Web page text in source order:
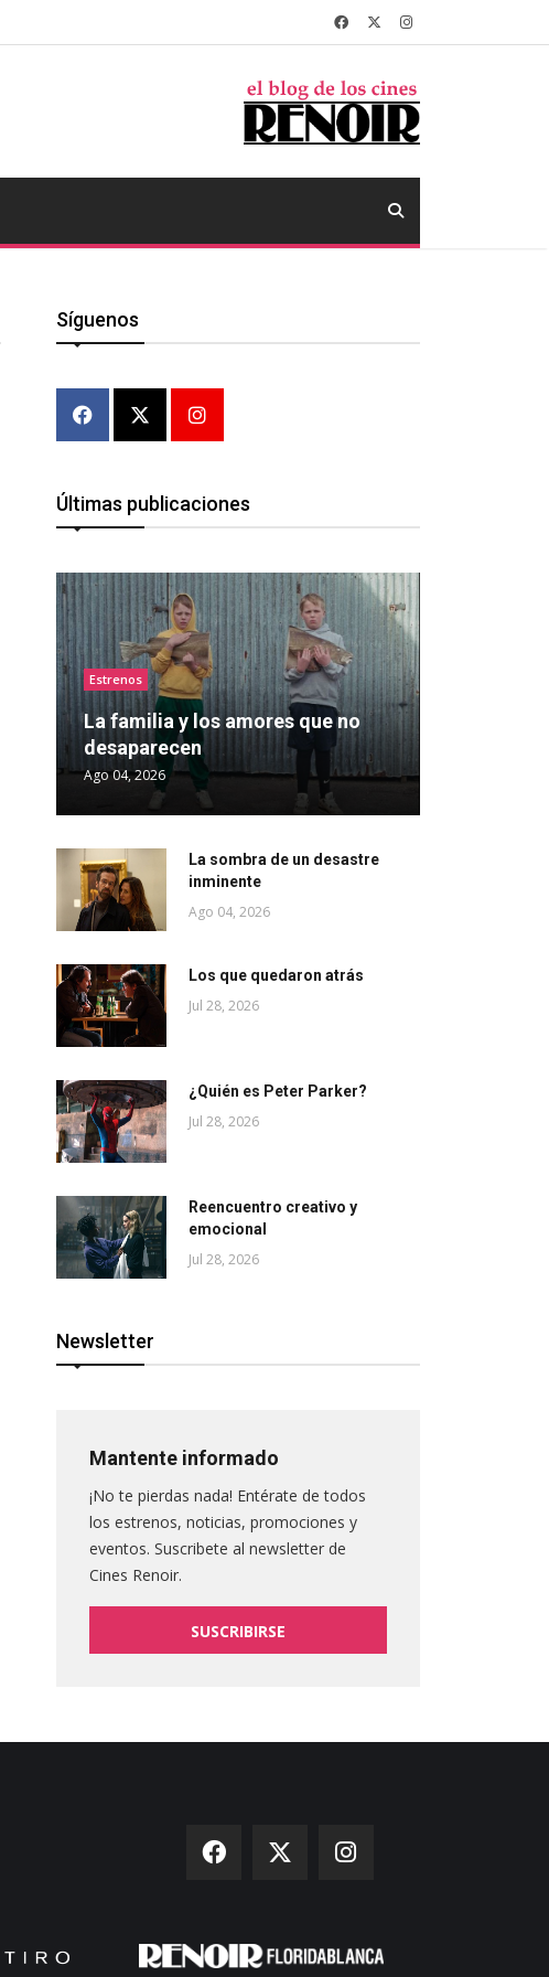
Síguenos
Últimas publicaciones
Estrenos
La familia y los amores que no
desaparecen
Ago 04, 2026
La sombra de un desastre
inminente
Ago 04, 2026
Los que quedaron atrás
Jul 28, 2026
¿Quién es Peter Parker?
Jul 28, 2026
Reencuentro creativo y
emocional
Jul 28, 2026
Newsletter
Mantente informado
¡No te pierdas nada! Entérate de todos
los estrenos, noticias, promociones y
eventos. Suscribete al newsletter de
Cines Renoir.
SUSCRIBIRSE